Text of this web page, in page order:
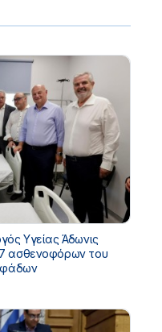
Υγείας Άδωνις
ασθενοφόρων του